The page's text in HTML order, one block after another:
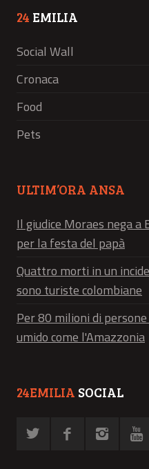
24 EMILIA
Social Wall
Cronaca
Food
Pets
ULTIM’ORA ANSA
Il giudice Moraes nega
per la festa del papà
Quattro morti in un
sono turiste colombiane
Per 80 milioni di
umido come l'Amazzonia
24EMILIA SOCIAL